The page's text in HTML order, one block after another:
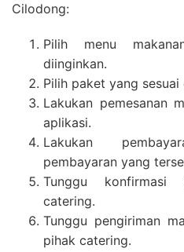
Cilodong:
Pilih menu
diinginkan.
Pilih paket yang
Lakukan pemesanan
aplikasi.
Lakukan
pembayaran yang
Tunggu konfirmasi
catering.
Tunggu pengiriman
pihak catering.